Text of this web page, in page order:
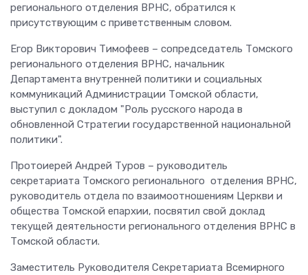
регионального отделения ВРНС, обратился к
присутствующим с приветственным словом.
Егор Викторович Тимофеев – сопредседатель Томского
регионального отделения ВРНС, начальник
Департамента внутренней политики и социальных
коммуникаций Администрации Томской области,
выступил с докладом "Роль русского народа в
обновленной Стратегии государственной национальной
политики".
Протоиерей Андрей Туров – руководитель
секретариата Томского регионального отделения ВРНС,
руководитель отдела по взаимоотношениям Церкви и
общества Томской епархии, посвятил свой доклад
текущей деятельности регионального отделения ВРНС в
Томской области.
Заместитель Руководителя Секретариата Всемирного